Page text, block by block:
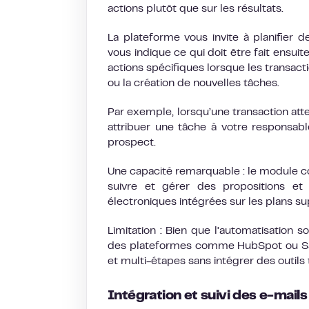
actions plutôt que sur les résultats.
La plateforme vous invite à planifier
vous indique ce qui doit être fait
actions spécifiques lorsque les
ou la création de nouvelles tâches.
Par exemple, lorsqu’une transaction
attribuer une tâche à votre
prospect.
Une capacité remarquable : le module
suivre et gérer des propositions et
électroniques intégrées sur les plans
Limitation : Bien que l’automatisation
des plateformes comme HubSpot ou
et multi-étapes sans intégrer des outils
Intégration et suivi des e-mails